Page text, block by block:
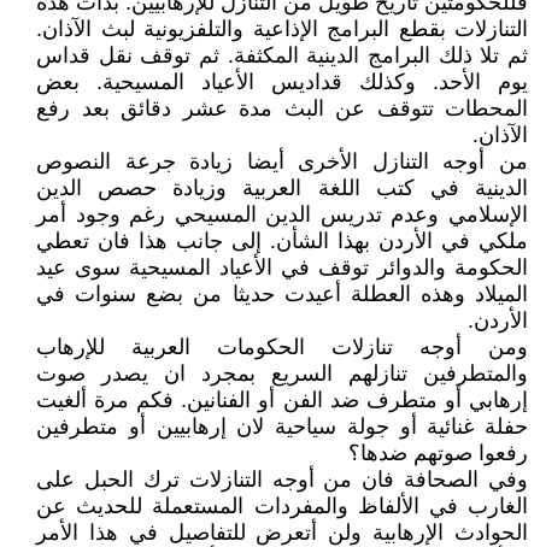
التنازلات بقطع البرامج الإذاعية والتلفزيونية لبث الآذان.
ثم تلا ذلك البرامج الدينية المكثفة. ثم توقف نقل قداس
يوم الأحد. وكذلك قداديس الأعياد المسيحية. بعض
المحطات تتوقف عن البث مدة عشر دقائق بعد رفع
الآذان.
من أوجه التنازل الأخرى أيضا زيادة جرعة النصوص
الدينية في كتب اللغة العربية وزيادة حصص الدين
الإسلامي وعدم تدريس الدين المسيحي رغم وجود أمر
ملكي في الأردن بهذا الشأن. إلى جانب هذا فان تعطي
الحكومة والدوائر توقف في الأعياد المسيحية سوى عيد
الميلاد وهذه العطلة أعيدت حديثا من بضع سنوات في
الأردن.
ومن أوجه تنازلات الحكومات العربية للإرهاب
والمتطرفين تنازلهم السريع بمجرد ان يصدر صوت
إرهابي أو متطرف ضد الفن أو الفنانين. فكم مرة ألغيت
حفلة غنائية أو جولة سياحية لان إرهابيين أو متطرفين
رفعوا صوتهم ضدها؟
وفي الصحافة فان من أوجه التنازلات ترك الحبل على
الغارب في الألفاظ والمفردات المستعملة للحديث عن
الحوادث الإرهابية ولن أتعرض للتفاصيل في هذا الأمر